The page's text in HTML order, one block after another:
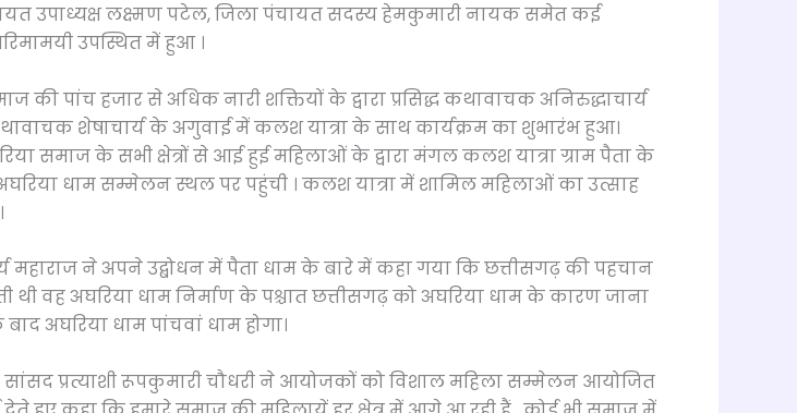
उपाध्यक्ष लक्ष्मण पटेल, जिला पंचायत सदस्य हेमकुमारी नायक समेत कई
उपस्थित में हुआ ।
की पांच हजार से अधिक नारी शक्तियों के द्वारा प्रसिद्ध कथावाचक अनिरुद्धाचार्य
शेषाचार्य के अगुवाई में कलश यात्रा के साथ कार्यक्रम का शुभारंभ हुआ।
समाज के सभी क्षेत्रों से आई हुई महिलाओं के द्वारा मंगल कलश यात्रा ग्राम पैता के
धाम सम्मेलन स्थल पर पहुंची । कलश यात्रा में शामिल महिलाओं का उत्साह
महाराज ने अपने उद्बोधन में पैता धाम के बारे में कहा गया कि छत्तीसगढ़ की पहचान
थी वह अघरिया धाम निर्माण के पश्चात छत्तीसगढ़ को अघरिया धाम के कारण जाना
अघरिया धाम पांचवां धाम होगा।
प्रत्याशी रूपकुमारी चौधरी ने आयोजकों को विशाल महिला सम्मेलन आयोजित